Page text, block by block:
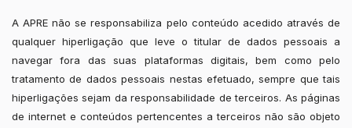
A APRE não se responsabiliza pelo conteúdo acedido através de
qualquer hiperligação que leve o titular de dados pessoais a
navegar fora das suas plataformas digitais, bem como pelo
tratamento de dados pessoais nestas efetuado, sempre que tais
hiperligações sejam da responsabilidade de terceiros. As páginas
de internet e conteúdos pertencentes a terceiros não são objeto